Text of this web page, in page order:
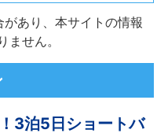
あり、本サイトの情報
せん。
3泊5日ショートバ